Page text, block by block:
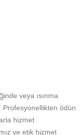
veya ısınma
Profesyonellikten ödün
hizmet
ve etik hizmet